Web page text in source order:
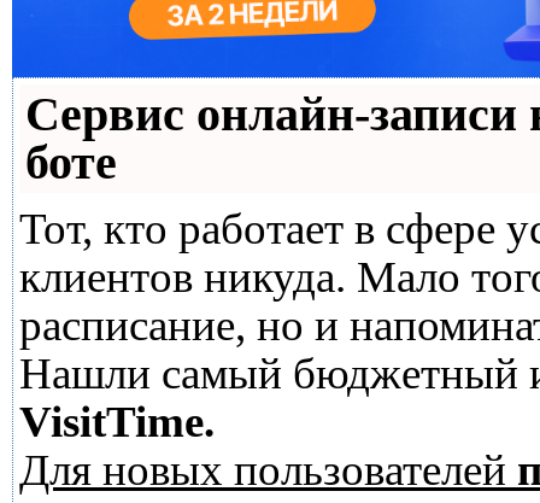
Сервис онлайн-записи
боте
Тот, кто работает в сфере
клиентов никуда. Мало
расписание, но и
Нашли самый бюджетный
VisitTime.
Для новых пользователей